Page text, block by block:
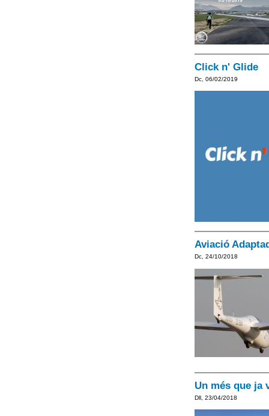
Click n' Glide
Dc, 06/02/2019
Aviació
Dc, 24/10/2018
Un més que ja
Dll, 23/04/2018